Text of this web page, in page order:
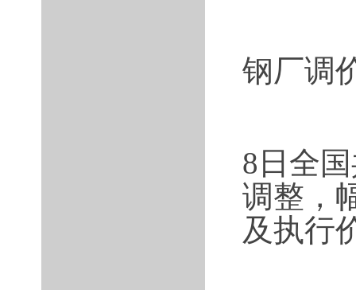
钢厂调
8日全
调整，
及执行